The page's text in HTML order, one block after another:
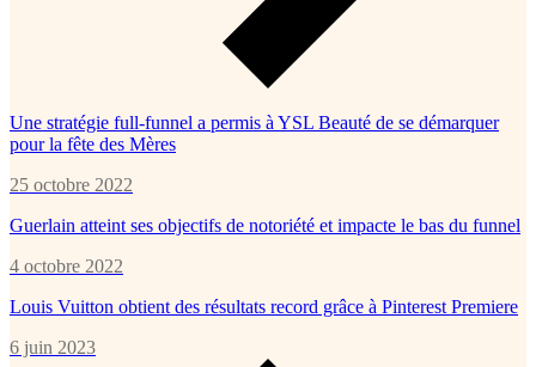
Une stratégie full-funnel a permis à YSL Beauté de se démarquer
pour la fête des Mères
25 octobre 2022
Guerlain atteint ses objectifs de notoriété et impacte le bas du funnel
4 octobre 2022
Louis Vuitton obtient des résultats record grâce à Pinterest Premiere
6 juin 2023